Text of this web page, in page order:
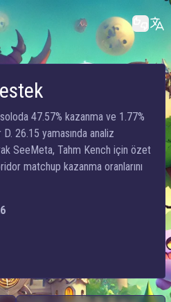
47.57% kazanma ve 1.77%
26.15 yamasında analiz
SeeMeta, Tahm Kench için özet
matchup kazanma oranlarını